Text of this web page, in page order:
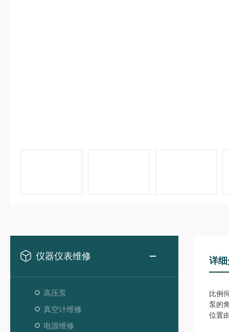
仪器仪表维修
高压泵
真空计维修
电源维修
详
比例
泵的
位置